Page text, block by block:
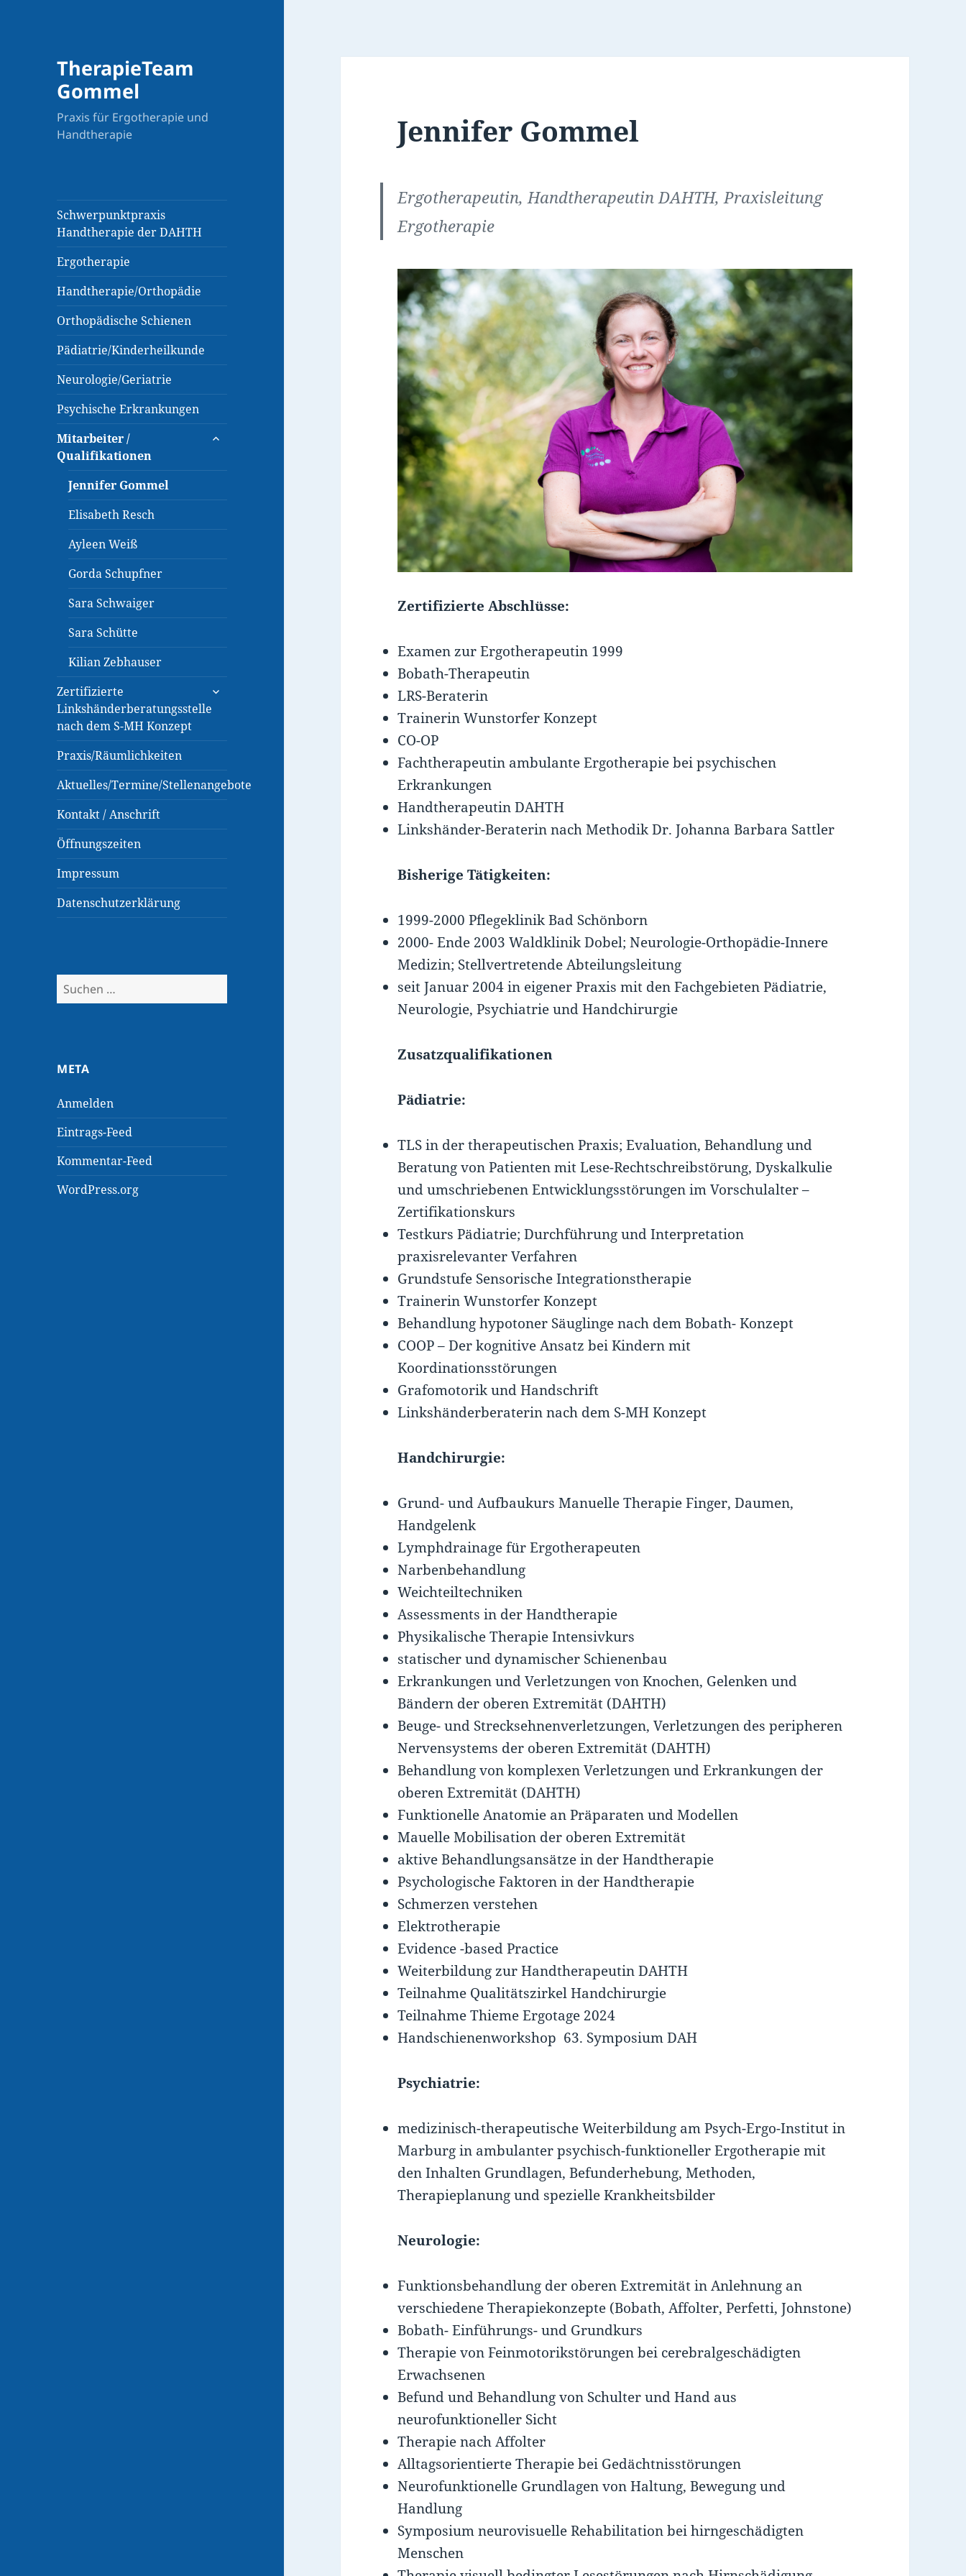
TherapieTeam
Gommel
Praxis für Ergotherapie und
Handtherapie
Schwerpunktpraxis
Handtherapie der DAHTH
Ergotherapie
Handtherapie/Orthopädie
Orthopädische Schienen
Pädiatrie/Kinderheilkunde
Neurologie/Geriatrie
Psychische Erkrankungen
Mitarbeiter /
Qualifikationen
untermenü
Jennifer Gommel
Elisabeth Resch
Ayleen Weiß
Gorda Schupfner
Sara Schwaiger
Sara Schütte
Kilian Zebhauser
Zertifizierte
Linkshänderberatungsstelle
nach dem S-MH Konzept
untermenü
anzeigen
Praxis/Räumlichkeiten
Aktuelles/Termine/Stellenangebote
Kontakt / Anschrift
Öffnungszeiten
Impressum
Datenschutzerklärung
Suchen
nach:
META
Anmelden
Eintrags-Feed
Kommentar-Feed
WordPress.org
Jennifer Gommel
Ergotherapeutin, Handtherapeutin DAHTH, Praxisleitung
Ergotherapie
Zertifizierte Abschlüsse:
Examen zur Ergotherapeutin 1999
Bobath-Therapeutin
LRS-Beraterin
Trainerin Wunstorfer Konzept
CO-OP
Fachtherapeutin ambulante Ergotherapie bei psychischen
Erkrankungen
Handtherapeutin DAHTH
Linkshänder-Beraterin nach Methodik Dr. Johanna Barbara Sattler
Bisherige Tätigkeiten:
1999-2000 Pflegeklinik Bad Schönborn
2000- Ende 2003 Waldklinik Dobel; Neurologie-Orthopädie-Innere
Medizin; Stellvertretende Abteilungsleitung
seit Januar 2004 in eigener Praxis mit den Fachgebieten Pädiatrie,
Neurologie, Psychiatrie und Handchirurgie
Zusatzqualifikationen
Pädiatrie:
TLS in der therapeutischen Praxis; Evaluation, Behandlung und
Beratung von Patienten mit Lese-Rechtschreibstörung, Dyskalkulie
und umschriebenen Entwicklungsstörungen im Vorschulalter –
Zertifikationskurs
Testkurs Pädiatrie; Durchführung und Interpretation
praxisrelevanter Verfahren
Grundstufe Sensorische Integrationstherapie
Trainerin Wunstorfer Konzept
Behandlung hypotoner Säuglinge nach dem Bobath- Konzept
COOP – Der kognitive Ansatz bei Kindern mit
Koordinationsstörungen
Grafomotorik und Handschrift
Linkshänderberaterin nach dem S-MH Konzept
Handchirurgie:
Grund- und Aufbaukurs Manuelle Therapie Finger, Daumen,
Handgelenk
Lymphdrainage für Ergotherapeuten
Narbenbehandlung
Weichteiltechniken
Assessments in der Handtherapie
Physikalische Therapie Intensivkurs
statischer und dynamischer Schienenbau
Erkrankungen und Verletzungen von Knochen, Gelenken und
Bändern der oberen Extremität (DAHTH)
Beuge- und Strecksehnenverletzungen, Verletzungen des peripheren
Nervensystems der oberen Extremität (DAHTH)
Behandlung von komplexen Verletzungen und Erkrankungen der
oberen Extremität (DAHTH)
Funktionelle Anatomie an Präparaten und Modellen
Mauelle Mobilisation der oberen Extremität
aktive Behandlungsansätze in der Handtherapie
Psychologische Faktoren in der Handtherapie
Schmerzen verstehen
Elektrotherapie
Evidence -based Practice
Weiterbildung zur Handtherapeutin DAHTH
Teilnahme Qualitätszirkel Handchirurgie
Teilnahme Thieme Ergotage 2024
Handschienenworkshop 63. Symposium DAH
Psychiatrie:
medizinisch-therapeutische Weiterbildung am Psych-Ergo-Institut in
Marburg in ambulanter psychisch-funktioneller Ergotherapie mit
den Inhalten Grundlagen, Befunderhebung, Methoden,
Therapieplanung und spezielle Krankheitsbilder
Neurologie:
Funktionsbehandlung der oberen Extremität in Anlehnung an
verschiedene Therapiekonzepte (Bobath, Affolter, Perfetti, Johnstone)
Bobath- Einführungs- und Grundkurs
Therapie von Feinmotorikstörungen bei cerebralgeschädigten
Erwachsenen
Befund und Behandlung von Schulter und Hand aus
neurofunktioneller Sicht
Therapie nach Affolter
Alltagsorientierte Therapie bei Gedächtnisstörungen
Neurofunktionelle Grundlagen von Haltung, Bewegung und
Handlung
Symposium neurovisuelle Rehabilitation bei hirngeschädigten
Menschen